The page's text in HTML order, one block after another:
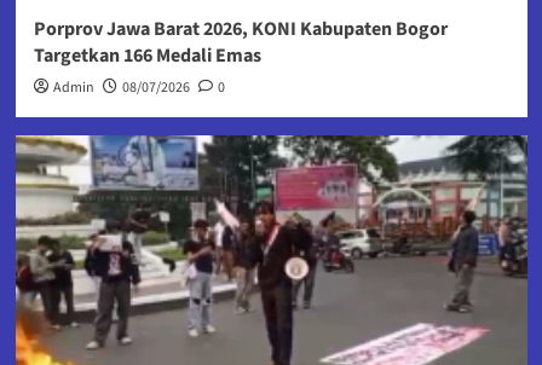
Porprov Jawa Barat 2026, KONI Kabupaten Bogor
Targetkan 166 Medali Emas
Admin 08/07/2026 0